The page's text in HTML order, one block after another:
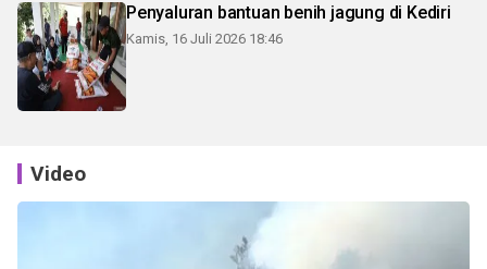
Penyaluran bantuan benih jagung di Kediri
Kamis, 16 Juli 2026 18:46
Video